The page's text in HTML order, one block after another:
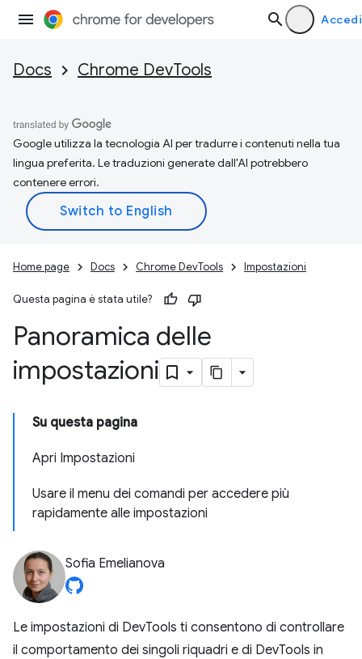
Accedi
Docs Chrome DevTools
Google utilizza la tecnologia AI per tradurre i contenuti nella tua
lingua preferita. Le traduzioni generate dall'AI potrebbero
contenere errori.
Home page Docs Chrome DevTools Impostazioni
Questa pagina è stata utile?
Panoramica delle
impostazioni
Su questa pagina
Apri Impostazioni
Usare il menu dei comandi per accedere più
rapidamente alle impostazioni
Sofia Emelianova
Le impostazioni di DevTools ti consentono di controllare
il comportamento dei singoli riquadri e di DevTools in